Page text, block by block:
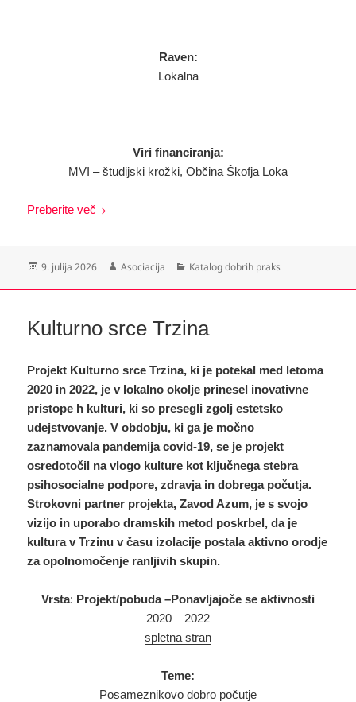
Raven:
Lokalna
Viri financiranja:
MVI – študijski krožki, Občina Škofja Loka
Preberite več
Objavljeno
9. julija 2026 Avtor
Asociacija Kategorije
Katalog dobrih praks
Kulturno srce Trzina
Projekt Kulturno srce Trzina, ki je potekal med letoma
2020 in 2022, je v lokalno okolje prinesel inovativne
pristope h kulturi, ki so presegli zgolj estetsko
udejstvovanje. V obdobju, ki ga je močno
zaznamovala pandemija covid-19, se je projekt
osredotočil na vlogo kulture kot ključnega stebra
psihosocialne podpore, zdravja in dobrega počutja.
Strokovni partner projekta, Zavod Azum, je s svojo
vizijo in uporabo dramskih metod poskrbel, da je
kultura v Trzinu v času izolacije postala aktivno orodje
za opolnomočenje ranljivih skupin.
Vrsta: Projekt/pobuda –Ponavljajoče se aktivnosti
2020 – 2022
spletna stran
Teme:
Posameznikovo dobro počutje